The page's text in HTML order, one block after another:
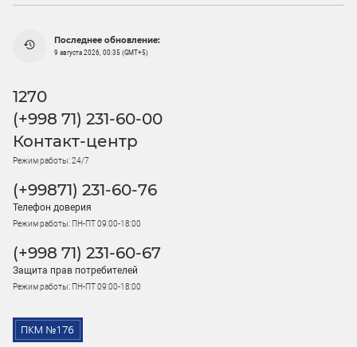
Последнее обновление:
9 августа 2026, 00:35 (GMT+5)
1270
(+998 71) 231-60-00
Контакт-центр
Режим работы: 24/7
(+99871) 231-60-76
Телефон доверия
Режим работы: ПН-ПТ 09:00-18:00
(+998 71) 231-60-67
Защита прав потребителей
Режим работы: ПН-ПТ 09:00-18:00